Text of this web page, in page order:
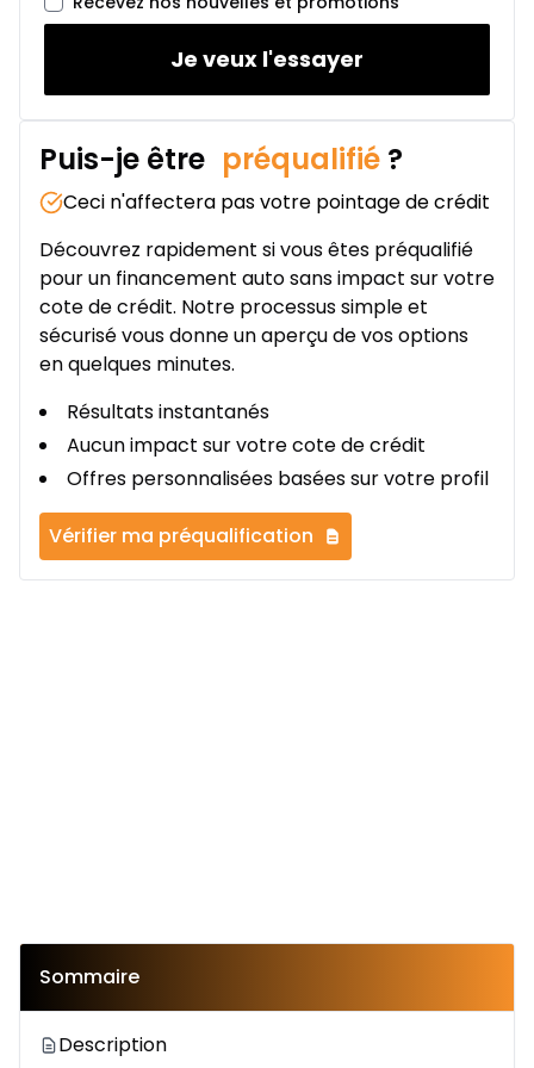
Je veux l'essayer
Puis-je être préqualifié ?
Ceci n'affectera pas votre pointage de crédit
Découvrez rapidement si vous êtes préqualifié
pour un financement auto sans impact sur votre
cote de crédit. Notre processus simple et
sécurisé vous donne un aperçu de vos options
en quelques minutes.
Résultats instantanés
Aucun impact sur votre cote de crédit
Offres personnalisées basées sur votre profil
Vérifier ma préqualification
Sommaire
Description